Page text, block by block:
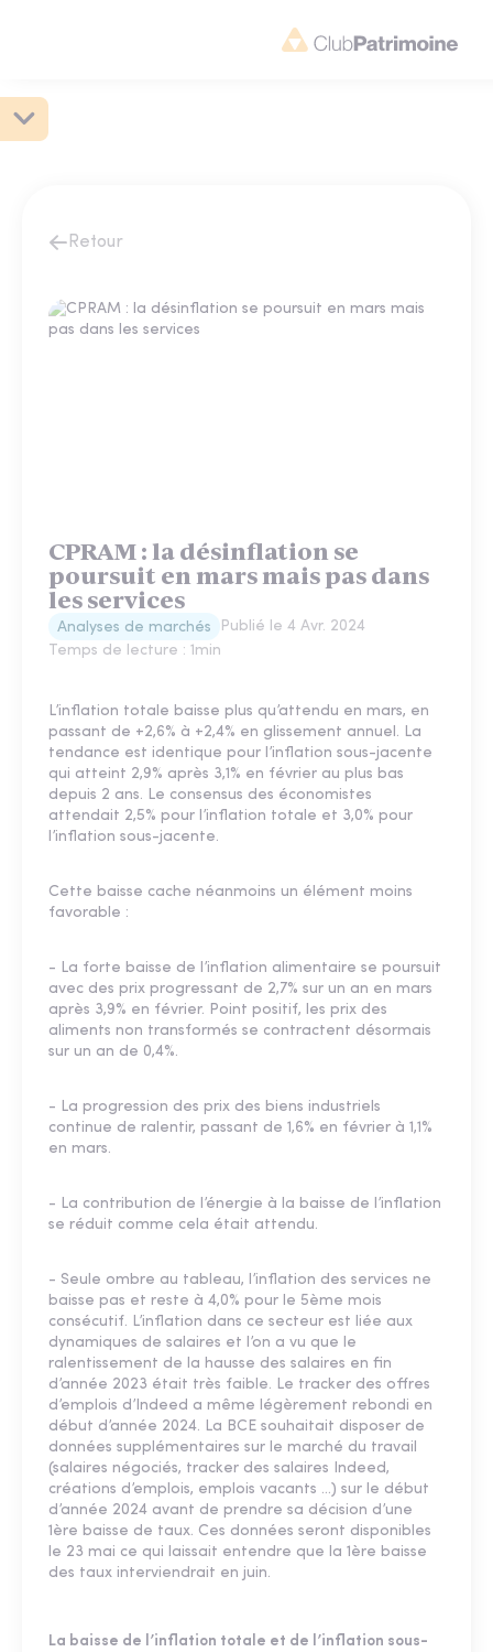
Retour
CPRAM : la désinflation se
poursuit en mars mais pas dans
les services
Analyses de marchés Publié le 4 Avr. 2024
Temps de lecture : 1min
L’inflation totale baisse plus qu’attendu en mars, en
passant de +2,6% à +2,4% en glissement annuel. La
tendance est identique pour l’inflation sous-jacente
qui atteint 2,9% après 3,1% en février au plus bas
depuis 2 ans. Le consensus des économistes
attendait 2,5% pour l’inflation totale et 3,0% pour
l’inflation sous-jacente.
Cette baisse cache néanmoins un élément moins
favorable :
- La forte baisse de l’inflation alimentaire se poursuit
avec des prix progressant de 2,7% sur un an en mars
après 3,9% en février. Point positif, les prix des
aliments non transformés se contractent désormais
sur un an de 0,4%.
- La progression des prix des biens industriels
continue de ralentir, passant de 1,6% en février à 1,1%
en mars.
- La contribution de l’énergie à la baisse de l’inflation
se réduit comme cela était attendu.
- Seule ombre au tableau, l’inflation des services ne
baisse pas et reste à 4,0% pour le 5ème mois
consécutif. L’inflation dans ce secteur est liée aux
dynamiques de salaires et l’on a vu que le
ralentissement de la hausse des salaires en fin
d’année 2023 était très faible. Le tracker des offres
d’emplois d’Indeed a même légèrement rebondi en
début d’année 2024. La BCE souhaitait disposer de
données supplémentaires sur le marché du travail
(salaires négociés, tracker des salaires Indeed,
créations d’emplois, emplois vacants …) sur le début
d’année 2024 avant de prendre sa décision d’une
1ère baisse de taux. Ces données seront disponibles
le 23 mai ce qui laissait entendre que la 1ère baisse
des taux interviendrait en juin.
La baisse de l’inflation totale et de l’inflation sous-